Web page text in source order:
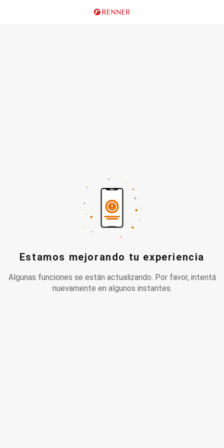
Estamos mejorando tu experiencia
Algunas funciones se están actualizando. Por favor, intentá
nuevamente en algunos instantes.